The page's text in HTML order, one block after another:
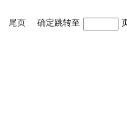
尾页 跳转至
确定